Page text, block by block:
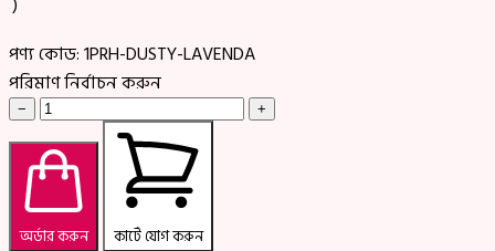
পণ্য কোড:1PRH-DUSTY-LAVENDA
পরিমাণ নির্বাচন করুন
− +
অর্ডার করুন কার্টে যোগ করুন